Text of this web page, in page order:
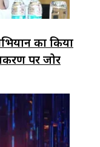
का किया
पर जोर